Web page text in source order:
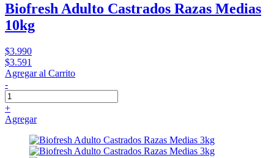
Biofresh Adulto Castrados Razas Medias
10kg
$3.990
$3.591
Agregar al Carrito
-
+
Agregar